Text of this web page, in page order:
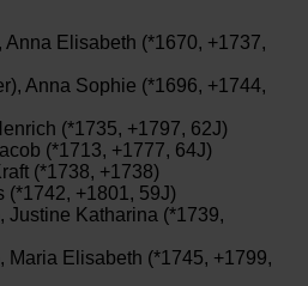
Anna Elisabeth (*1670, +1737,
Anna Sophie (*1696, +1744,
(*1735, +1797, 62J)
(*1713, +1777, 64J)
(*1738, +1738)
(*1742, +1801, 59J)
Justine Katharina (*1739,
Maria Elisabeth (*1745, +1799,